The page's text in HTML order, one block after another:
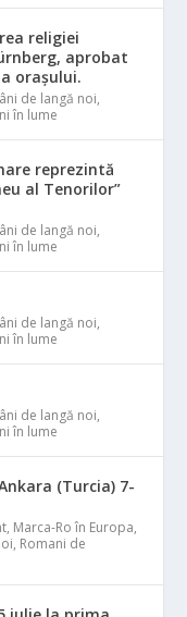
religiei
aprobat
orașului.
de langă noi,
în lume
reprezintă
al Tenorilor”
de langă noi,
în lume
de langă noi,
în lume
de langă noi,
în lume
(Turcia) 7-
, Marca-Ro în Europa,
, Romani de